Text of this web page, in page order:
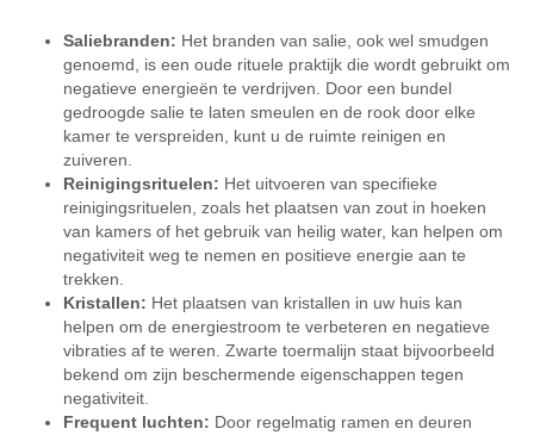
Saliebranden: Het branden van salie, ook wel smudgen
genoemd, is een oude rituele praktijk die wordt gebruikt om
negatieve energieën te verdrijven. Door een bundel
gedroogde salie te laten smeulen en de rook door elke
kamer te verspreiden, kunt u de ruimte reinigen en
zuiveren.
Reinigingsrituelen: Het uitvoeren van specifieke
reinigingsrituelen, zoals het plaatsen van zout in hoeken
van kamers of het gebruik van heilig water, kan helpen om
negativiteit weg te nemen en positieve energie aan te
trekken.
Kristallen: Het plaatsen van kristallen in uw huis kan
helpen om de energiestroom te verbeteren en negatieve
vibraties af te weren. Zwarte toermalijn staat bijvoorbeeld
bekend om zijn beschermende eigenschappen tegen
negativiteit.
Frequent luchten: Door regelmatig ramen en deuren